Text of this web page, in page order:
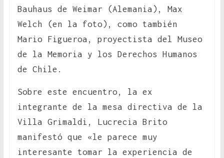
Bauhaus de Weimar (Alemania), Max
Welch (en la foto), como también
Mario Figueroa, proyectista del Museo
de la Memoria y los Derechos Humanos
de Chile.
Sobre este encuentro, la ex
integrante de la mesa directiva de la
Villa Grimaldi, Lucrecia Brito
manifestó que «le parece muy
interesante tomar la experiencia de